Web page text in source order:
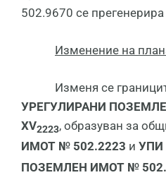
502.9670 се прегенерира
Изменение на
Изменя се
УРЕГУЛИРАНИ
XV2223, образуван за
ИМОТ № 502.2223 и УПИ
ПОЗЕМЛЕН ИМОТ №